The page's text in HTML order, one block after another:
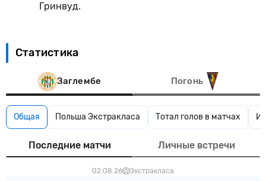
Гринвуд.
Статистика
Заглембе Погонь
Общая Польша Экстракласа Тотал голов в матчах
Последние матчи Личные встречи
02.08.26 Экстракласа